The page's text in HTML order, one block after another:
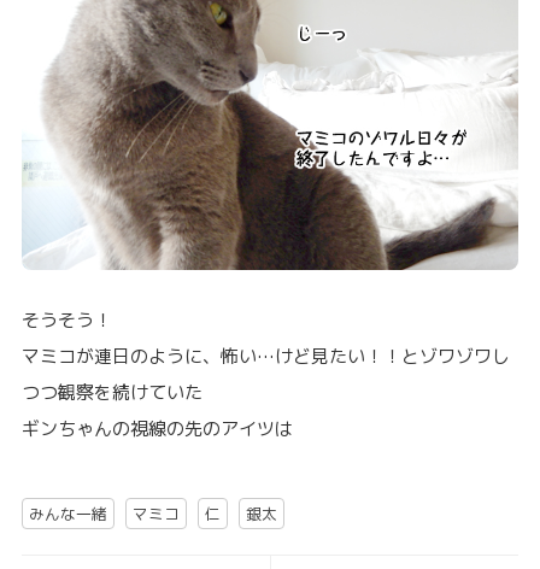
そうそう！
マミコが連日のように、怖い…けど見たい！！とゾワゾワし
つつ観察を続けていた
ギンちゃんの視線の先のアイツは
みんな一緒 マミコ 仁 銀太